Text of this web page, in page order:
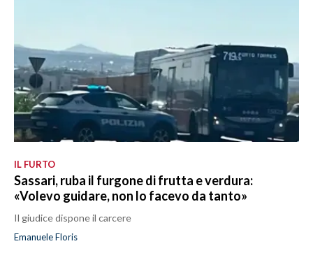
IL FURTO
Sassari, ruba il furgone di frutta e verdura:
«Volevo guidare, non lo facevo da tanto»
Il giudice dispone il carcere
Emanuele Floris